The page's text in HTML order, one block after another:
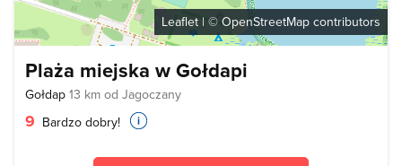
Leaflet | © OpenStreetMap contributors
Plaża miejska w Gołdapi
Gołdap 13 km od Jagoczany
9 Bardzo dobry!